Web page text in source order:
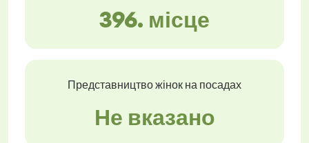
396. місце
Представництво жінок на посадах
Не вказано